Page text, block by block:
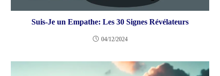
Suis-Je un Empathe: Les 30 Signes Révélateurs
04/12/2024